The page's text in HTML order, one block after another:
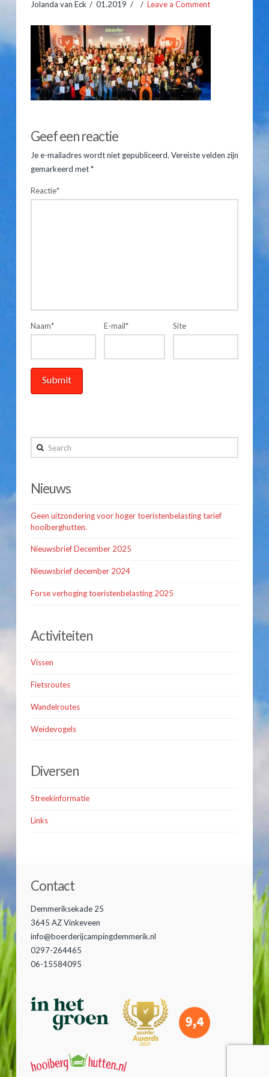
Inventaris
Prijslijst
Kampeerplaatsen
Prijslijst
Reserveren
Gastenboek
Jolanda van Eck 01.2019 Leave a Comment
Eckzoover_100119-
00101.11.2019
Geef een reactie
Je e-mailadres wordt niet gepubliceerd. Vereiste velden zijn
gemarkeerd met*
Reactie*
Naam* E-mail* Site
Search
Nieuws
Geen uitzondering voor hoger toeristenbelasting tarief
hooiberghutten.
Nieuwsbrief December 2025
Nieuwsbrief december 2024
Forse verhoging toeristenbelasting 2025
Activiteiten
Vissen
Fietsroutes
Wandelroutes
Weidevogels
Diversen
Streekinformatie
Links
Contact
Demmeriksekade 25
3645 AZ Vinkeveen
info@boerderijcampingdemmerik.nl
0297-264465
06-15584095